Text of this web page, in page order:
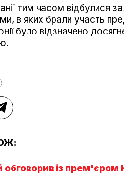
тим часом відбулися
в яких брали участь
було відзначено
обговорив із прем'єром